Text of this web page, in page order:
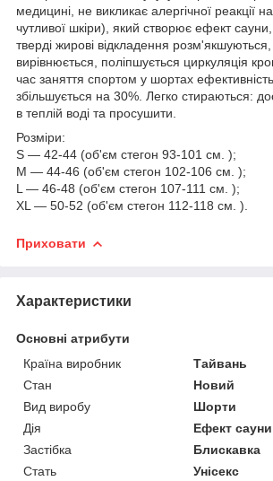
медицині, не викликає алергічної реакції
чутливої шкіри), який створює ефект
тверді жирові відкладення розм'якшуються,
вирівнюється, поліпшується циркуляція
час заняття спортом у шортах
збільшується на 30%. Легко стираються:
в теплій воді та просушити.
Розміри:
S — 42-44 (об'єм стегон 93-101 см. );
M — 44-46 (об'єм стегон 102-106 см. );
L — 46-48 (об'єм стегон 107-111 см. );
XL — 50-52 (об'єм стегон 112-118 см. ).
Приховати
Характеристики
Основні атрибути
Країна виробник
Тайвань
Стан
Новий
Вид виробу
Шорти
Дія
Ефект сауни
Застібка
Блискавка
Стать
Унісекс